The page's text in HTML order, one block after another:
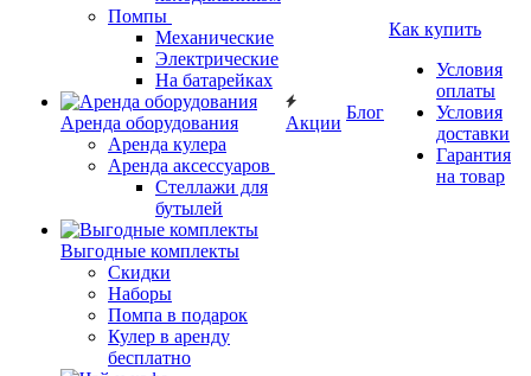
Помпы
Механические
Электрические
На батарейках
Аренда оборудования
Аренда кулера
Аренда аксессуаров
Стеллажи для
бутылей
Выгодные комплекты
Скидки
Наборы
Помпа в подарок
Кулер в аренду
бесплатно
Акции
Блог
Как купить
Условия
оплаты
Условия
доставки
Гарантия
на товар